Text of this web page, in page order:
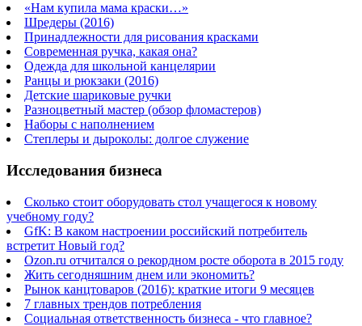
«Нам купила мама краски…»
Шредеры (2016)
Принадлежности для рисования красками
Современная ручка, какая она?
Одежда для школьной канцелярии
Ранцы и рюкзаки (2016)
Детские шариковые ручки
Разноцветный мастер (обзор фломастеров)
Наборы с наполнением
Степлеры и дыроколы: долгое служение
Исследования бизнеса
Сколько стоит оборудовать стол учащегося к новому
учебному году?
GfK: В каком настроении российский потребитель
встретит Новый год?
Ozon.ru отчитался о рекордном росте оборота в 2015 году
Жить сегодняшним днем или экономить?
Рынок канцтоваров (2016): краткие итоги 9 месяцев
7 главных трендов потребления
Социальная ответственность бизнеса - что главное?